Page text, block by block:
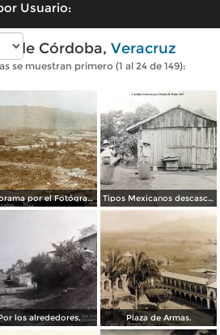
Usuario:
de Córdoba, Veracruz
se muestran primero (1 al 24 de 149):
Panorama por el Fotógrafo Juan D. Vasallo. Tipos Mexicanos descascarando el cafe por el Fotógrafo Charles B. Waite 1907.
los alrededores. Plaza de Armas.